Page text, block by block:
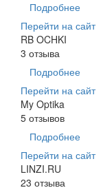
Подробнее
Перейти на сайт
RB OCHKI
3 отзыва
Подробнее
Перейти на сайт
My Optika
5 отзывов
Подробнее
Перейти на сайт
LINZI.RU
23 отзыва